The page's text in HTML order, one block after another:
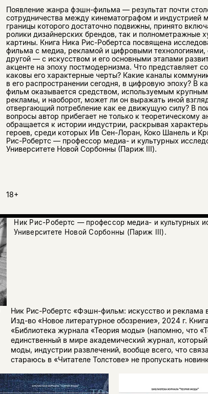
Появление жанра фэшн-фильма — результат почти
сотрудничества между кинематографом и индустрией
границы которого достаточно подвижны, принято
ролики дизайнерских брендов, так и полнометражные
картины. Книга Ника Рис-Робертса посвящена
фильма с медиа, рекламой и цифровыми технологиями,
другой — с искусством и его основными этапами
акценте на эпоху постмодернизма. Что представляет
каковы его характерные черты? Какие каналы
в его распространении сегодня, в цифровую эпоху? В
фильм оказывается средством, используемым
рекламы, и наоборот, может ли он выражать иной
отвергающий потребление как ее движущую силу? В
вопросы автор прибегает не только к теоретическому
обращается к истории индустрии, раскрывая
героев, среди которых Ив Сен-Лоран, Коко Шанель и
Рис-Робертс — профессор медиа- и культурных
Университете Новой Сорбонны (Париж III).
18+
Ник Рис-Робертс — профессор медиа- и культурных
Университете Новой Сорбонны (Париж III).
Ник Рис-Робертс «Фэшн-фильм: искусство и реклама
Изд-во «Новое литературное обозрение», 2024 г.
«Библиотека журнала «Теория моды» (напомню, что
единственный в мире академический журнал,
моды, индустрии развлечений, вообще всего, что
стараюсь в «Читателе Толстове» не пропускать